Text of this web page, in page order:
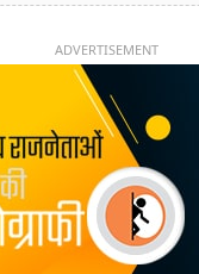
ADVERTISEMENT